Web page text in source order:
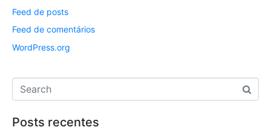
Feed de posts
Feed de comentários
WordPress.org
Posts recentes